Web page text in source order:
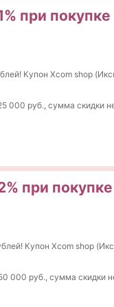
при
Купон Xcom shop
000 руб., сумма скидки
при
Купон Xcom shop
000 руб., сумма скидки